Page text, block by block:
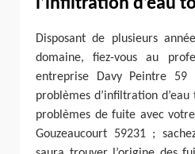
l’infiltration d’eau
Disposant de plusieurs
domaine, fiez-vous au
entreprise Davy Peintre 59
problèmes d’infiltration
problèmes de fuite avec
Gouzeaucourt 59231 ;